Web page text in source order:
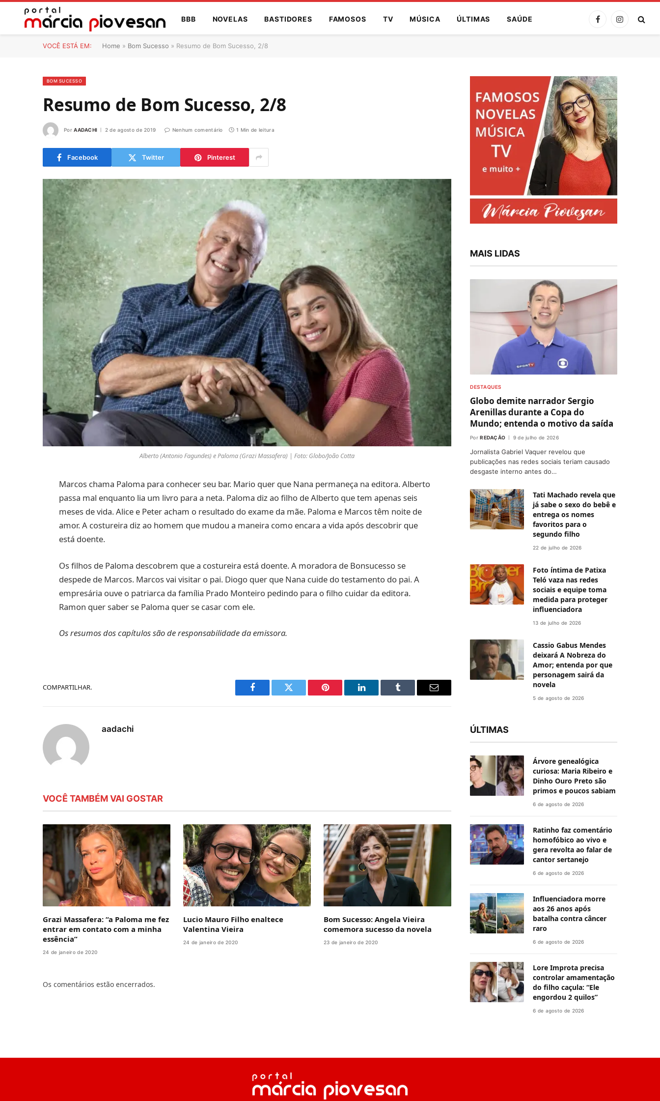
BBB NOVELAS BASTIDORES FAMOSOS TV MÚSICA ÚLTIMAS SAÚDE FacebookInstagram
VOCÊ ESTÁ EM: Home » Bom Sucesso » Resumo de Bom Sucesso, 2/8
BOM SUCESSO
Resumo de Bom Sucesso, 2/8
Por AADACHI 2 de agosto de 2019 Nenhum comentário 1 Min de leitura
Facebook Twitter Pinterest
Alberto (Antonio Fagundes) e Paloma (Grazi Massafera) | Foto: Globo/João Cotta
Marcos chama Paloma para conhecer seu bar. Mario quer que Nana permaneça na editora. Alberto
passa mal enquanto lia um livro para a neta. Paloma diz ao filho de Alberto que tem apenas seis
meses de vida. Alice e Peter acham o resultado do exame da mãe. Paloma e Marcos têm noite de
amor. A costureira diz ao homem que mudou a maneira como encara a vida após descobrir que
está doente.
Os filhos de Paloma descobrem que a costureira está doente. A moradora de Bonsucesso se
despede de Marcos. Marcos vai visitar o pai. Diogo quer que Nana cuide do testamento do pai. A
empresária ouve o patriarca da família Prado Monteiro pedindo para o filho cuidar da editora.
Ramon quer saber se Paloma quer se casar com ele.
Os resumos dos capítulos são de responsabilidade da emissora.
COMPARTILHAR.
Facebook Twitter Pinterest LinkedIn Tumblr
E-
aadachi
VOCÊ TAMBÉM VAI GOSTAR
Grazi Massafera: “a Paloma me fez
entrar em contato com a minha
essência”
24 de janeiro de 2020
Lucio Mauro Filho enaltece
Valentina Vieira
24 de janeiro de 2020
Bom Sucesso: Angela Vieira
comemora sucesso da novela
23 de janeiro de 2020
Os comentários estão encerrados.
MAIS LIDAS
DESTAQUES
Globo demite narrador Sergio
Arenillas durante a Copa do
Mundo; entenda o motivo da saída
Por REDAÇÃO 9 de julho de 2026
Jornalista Gabriel Vaquer revelou que
publicações nas redes sociais teriam causado
desgaste interno antes do…
Tati Machado revela que
já sabe o sexo do bebê e
entrega os nomes
favoritos para o
segundo filho
22 de julho de 2026
Foto íntima de Patixa
Teló vaza nas redes
sociais e equipe toma
medida para proteger
influenciadora
13 de julho de 2026
Cassio Gabus Mendes
deixará A Nobreza do
Amor; entenda por que
personagem sairá da
novela
5 de agosto de 2026
ÚLTIMAS
Árvore genealógica
curiosa: Maria Ribeiro e
Dinho Ouro Preto são
primos e poucos sabiam
6 de agosto de 2026
Ratinho faz comentário
homofóbico ao vivo e
gera revolta ao falar de
cantor sertanejo
6 de agosto de 2026
Influenciadora morre
aos 26 anos após
batalha contra câncer
raro
6 de agosto de 2026
Lore Improta precisa
controlar amamentação
do filho caçula: “Ele
engordou 2 quilos”
6 de agosto de 2026